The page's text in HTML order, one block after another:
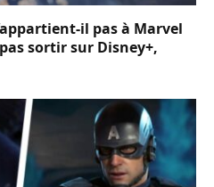
il pas à Marvel
sortir sur Disney+,